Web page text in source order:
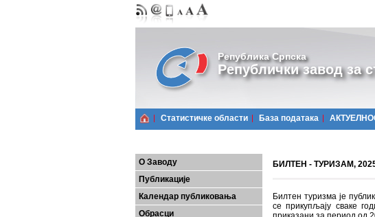
Република Српска
Републички завод за
Статистичке области Базa података
О Заводу
Публикације
Календар публиковања
Обрасци
БИЛТЕН - ТУРИЗАМ,
Билтен туризма је
се прикупљају сваке